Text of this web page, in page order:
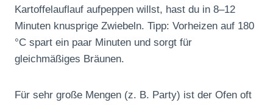
Kartoffelauflauf aufpeppen willst, hast du in 8–12
Minuten knusprige Zwiebeln. Tipp: Vorheizen auf 180
°C spart ein paar Minuten und sorgt für
gleichmäßiges Bräunen.
Für sehr große Mengen (z. B. Party) ist der Ofen oft